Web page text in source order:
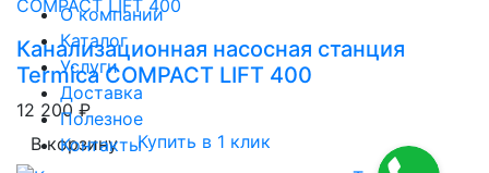
Канализационная насосная станция
Termica COMPACT LIFT 400
12 200 ₽
В корзину
Купить в 1 клик
О компании
Каталог
Услуги
Доставка
Полезное
Контакты